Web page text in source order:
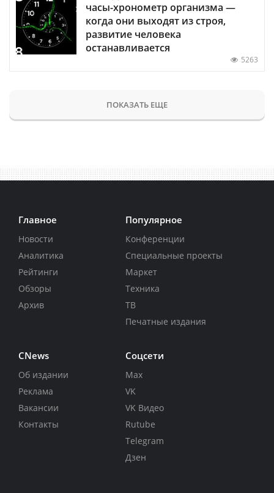
часы-хронометр организма —
когда они выходят из строя,
развитие человека
останавливается
5263
ПОКАЗАТЬ ЕЩЕ
Главное
Новости
Аналитика
Рейтинги
Обзоры
Архив
Популярное
Конференции
Специальные проекты
Маркет
Техника
ТВ
Печатные издания
CNews
Об издании
Реклама
Вакансии
Контакты
Соцсети
Max
VK
VK Видео
Rutube
Telegram
Дзен